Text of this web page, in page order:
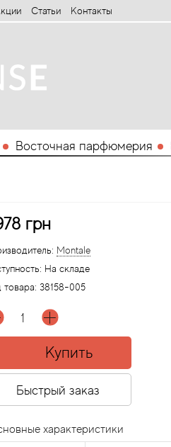
Статьи Контакты
Восточная парфюмерия
грн
Montale
На складе
товара: 38158-005
Купить
Быстрый заказ
характеристики